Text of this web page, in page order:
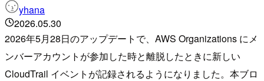
yhana
2026.05.30
2026年5月28日のアップデートで、AWS Organizations にメ
ンバーアカウントが参加した時と離脱したときに新しい
CloudTrail イベントが記録されるようになりました。本ブロ